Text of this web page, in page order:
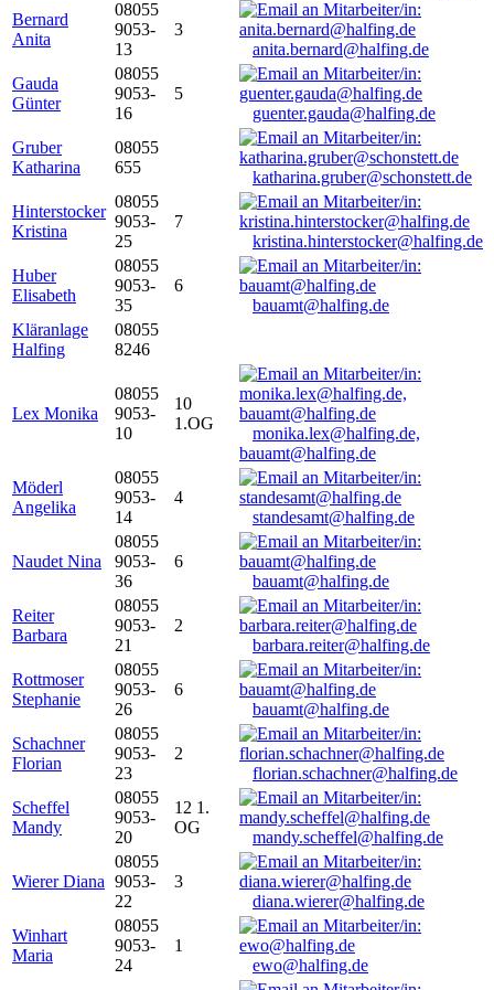
Bernard
Anita
08055
9053-
13
3
anita.bernard@halfing.de
Gauda
Günter
08055
9053-
16
5
guenter.gauda@halfing.de
Gruber
Katharina
08055
655
katharina.gruber@schonstett.de
Hinterstocker
Kristina
08055
9053-
25
7
kristina.hinterstocker@halfing.de
Huber
Elisabeth
08055
9053-
35
6
bauamt@halfing.de
Kläranlage
Halfing
08055
8246
Lex Monika
08055
9053-
10
10
1.OG
monika.lex@halfing.de,
bauamt@halfing.de
Möderl
Angelika
08055
9053-
14
4
standesamt@halfing.de
Naudet Nina
08055
9053-
36
6
bauamt@halfing.de
Reiter
Barbara
08055
9053-
21
2
barbara.reiter@halfing.de
Rottmoser
Stephanie
08055
9053-
26
6
bauamt@halfing.de
Schachner
Florian
08055
9053-
23
2
florian.schachner@halfing.de
Scheffel
Mandy
08055
9053-
20
12 1.
OG
mandy.scheffel@halfing.de
Wierer Diana
08055
9053-
22
3
diana.wierer@halfing.de
Winhart
Maria
08055
9053-
24
1
ewo@halfing.de